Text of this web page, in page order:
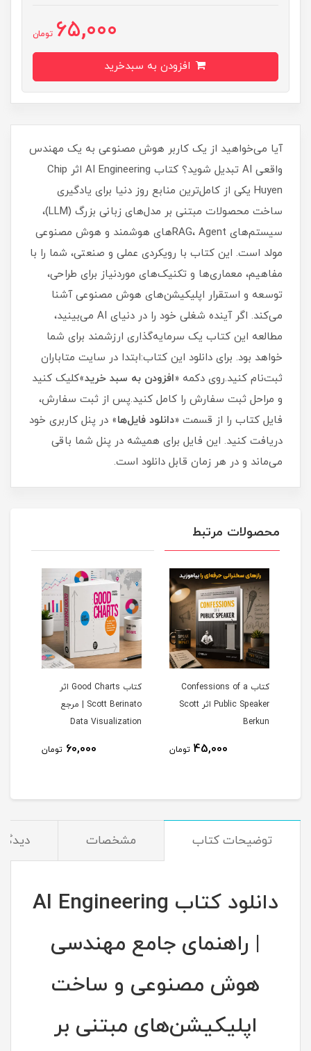
65,000 تومان
آیا می‌خواهید از یک کاربر هوش مصنوعی به یک مهندس
واقعی AI تبدیل شوید؟ کتاب AI Engineering اثر Chip
Huyen یکی از کامل‌ترین منابع روز دنیا برای یادگیری
ساخت محصولات مبتنی بر مدل‌های زبانی بزرگ (LLM)،
سیستم‌های RAG، Agentهای هوشمند و هوش مصنوعی
مولد است. این کتاب با رویکردی عملی و صنعتی، شما را با
مفاهیم، معماری‌ها و تکنیک‌های موردنیاز برای طراحی،
توسعه و استقرار اپلیکیشن‌های هوش مصنوعی آشنا
می‌کند. اگر آینده شغلی خود را در دنیای AI می‌بینید،
مطالعه این کتاب یک سرمایه‌گذاری ارزشمند برای شما
خواهد بود. برای دانلود این کتاب:ابتدا در سایت متاباران
ثبت‌نام کنید.روی دکمه «افزودن به سبد خرید»کلیک کنید
و مراحل ثبت سفارش را کامل کنید.پس از ثبت سفارش،
فایل کتاب را از قسمت «دانلود فایل‌ها» در پنل کاربری خود
دریافت کنید. این فایل برای همیشه در پنل شما باقی
می‌ماند و در هر زمان قابل دانلود است.
محصولات مرتبط
کتاب Confessions of a
Public Speaker اثر Scott
Berkun
45,000 تومان
کتاب Good Charts اثر
Scott Berinato | مرجع
Data Visualization
60,000 تومان
توضیحات کتاب مشخصات
دانلود کتاب AI Engineering
| راهنمای جامع مهندسی
هوش مصنوعی و ساخت
اپلیکیشن‌های مبتنی بر